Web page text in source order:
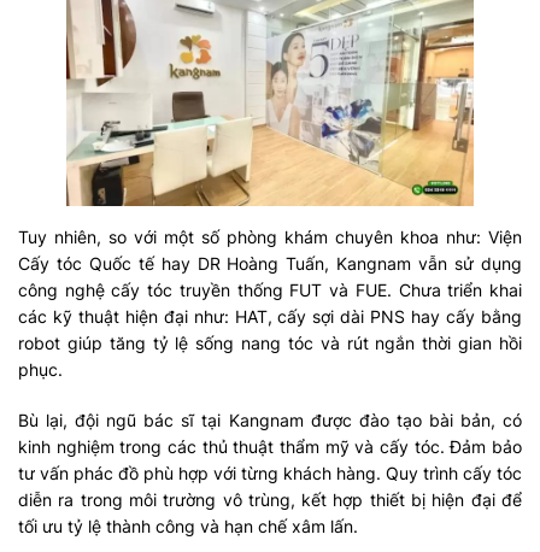
Tuy nhiên, so với một số phòng khám chuyên khoa như: Viện
Cấy tóc Quốc tế hay DR Hoàng Tuấn, Kangnam vẫn sử dụng
công nghệ cấy tóc truyền thống FUT và FUE. Chưa triển khai
các kỹ thuật hiện đại như: HAT, cấy sợi dài PNS hay cấy bằng
robot giúp tăng tỷ lệ sống nang tóc và rút ngắn thời gian hồi
phục.
Bù lại, đội ngũ bác sĩ tại Kangnam được đào tạo bài bản, có
kinh nghiệm trong các thủ thuật thẩm mỹ và cấy tóc. Đảm bảo
tư vấn phác đồ phù hợp với từng khách hàng. Quy trình cấy tóc
diễn ra trong môi trường vô trùng, kết hợp thiết bị hiện đại để
tối ưu tỷ lệ thành công và hạn chế xâm lấn.